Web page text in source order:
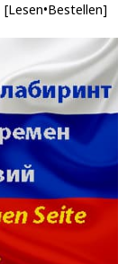
[Lesen•Bestellen]